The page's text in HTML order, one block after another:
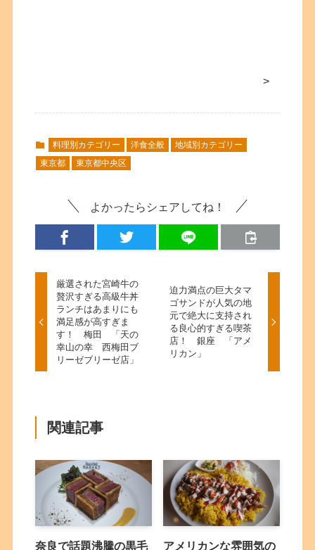
>
料理別カテゴリー 洋食全般
地域別カテゴリー
東京都
東京都中央区
よかったらシェアしてね！
厳選された宮崎牛の
贅沢すぎる高級牛丼
ランチはあまりにも
満足感が高すぎま
す！ 梅田 「天の
幸山の幸 西梅田ブ
リーゼブリーゼ店」
迫力満点の巨大タマ
ゴサンドが人気の地
元で絶大に支持され
る良心的すぎる喫茶
店！ 銀座 「アメ
リカン」
関連記事
奈良で話題沸騰の黒毛 アメリカンな雰囲気の